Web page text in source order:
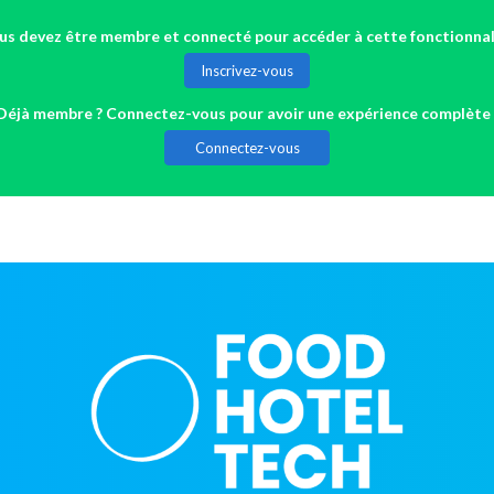
devez être membre et connecté pour accéder à cette
Inscrivez-vous
membre ? Connectez-vous pour avoir une expérience complète
Connectez-vous